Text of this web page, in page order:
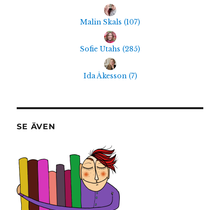
Malin Skals (107)
Sofie Utahs (285)
Ida Åkesson (7)
SE ÄVEN